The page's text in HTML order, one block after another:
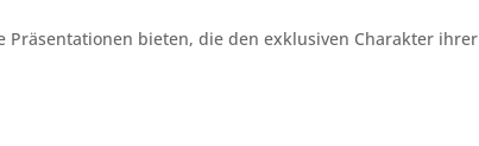
bieten, die den exklusiven Charakter ihrer